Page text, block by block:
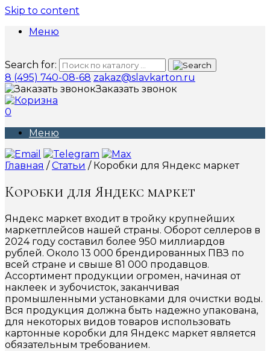
Skip to content
Меню
Search for:
8 (495) 740-08-68 zakaz@slavkarton.ru
Заказать звонок
0
Меню
Главная /Статьи / Коробки для Яндекс маркет
Коробки для Яндекс маркет
Яндекс маркет входит в тройку крупнейших
маркетплейсов нашей страны. Оборот селлеров в
2024 году составил более 950 миллиардов
рублей. Около 13 000 брендированных ПВЗ по
всей стране и свыше 81 000 продавцов.
Ассортимент продукции огромен, начиная от
наклеек и зубочисток, заканчивая
промышленными установками для очистки воды.
Вся продукция должна быть надежно упакована,
для некоторых видов товаров использовать
картонные коробки для Яндекс маркет является
обязательным требованием.